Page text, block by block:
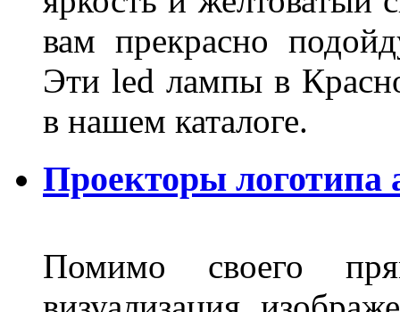
вам прекрасно
Эти led лампы в
в нашем каталоге.
Проекторы логотипа
Помимо своего